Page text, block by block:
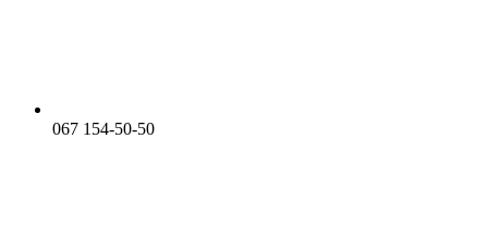
067 154-50-50